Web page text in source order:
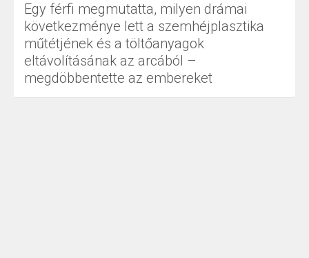
Egy férfi megmutatta, milyen drámai
következménye lett a szemhéjplasztika
műtétjének és a töltőanyagok
eltávolításának az arcából –
megdöbbentette az embereket